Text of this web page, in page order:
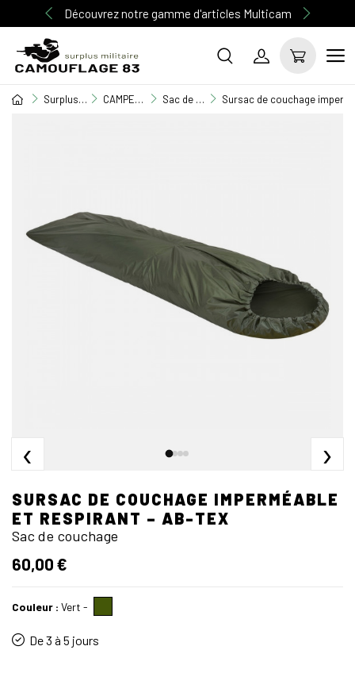
Découvrez notre gamme d'articles Multicam
Surplus Militaire CAMPEMENT / BIVOUAC Sac de couchage Sursac de couchage
‹ ›
SURSAC DE COUCHAGE IMPERMÉABLE
ET RESPIRANT – AB-TEX
Sac de couchage
60,00 €
Couleur : Vert -
De 3 à 5 jours